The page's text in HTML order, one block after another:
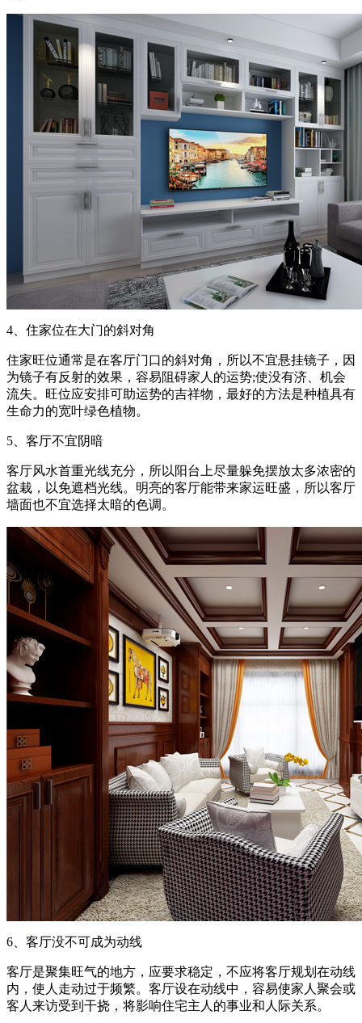
4、住家位在大门的斜对角
住家旺位通常是在客厅门口的斜对角，所以不宜悬挂镜子，因
为镜子有反射的效果，容易阻碍家人的运势;使没有济、机会
流失。旺位应安排可助运势的吉祥物，最好的方法是种植具有
生命力的宽叶绿色植物。
5、客厅不宜阴暗
客厅风水首重光线充分，所以阳台上尽量躲免摆放太多浓密的
盆栽，以免遮档光线。明亮的客厅能带来家运旺盛，所以客厅
墙面也不宜选择太暗的色调。
6、客厅没不可成为动线
客厅是聚集旺气的地方，应要求稳定，不应将客厅规划在动线
内，使人走动过于频繁。客厅设在动线中，容易使家人聚会或
客人来访受到干挠，将影响住宅主人的事业和人际关系。